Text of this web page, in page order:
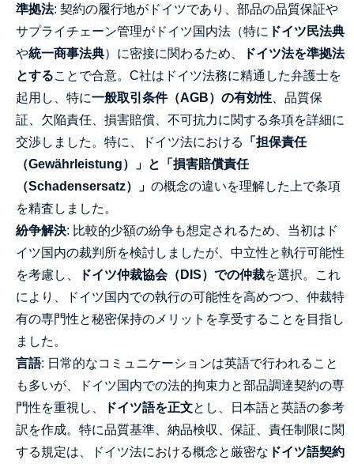
準拠法: 契約の履行地がドイツであり、部品の品質保証や
サプライチェーン管理がドイツ国内法（特に ドイツ民法典
や統一商事法典）に密接に関わるため、
ドイツ法を準拠法
とすることで合意。C社はドイツ法務に精通した弁護士を
起用し、特に一般取引条件（AGB）の有効性 、品質保
証、欠陥責任、損害賠償、不可抗力に関する条項を詳細に
交渉しました。特に、ドイツ法における
「担保責任
（Gewährleistung）」と「損害賠償責任
（Schadensersatz）」 の概念の違いを理解した上で条項
を精査しました。
紛争解決: 比較的少額の紛争も想定されるため、当初はド
イツ国内の裁判所を検討しましたが、中立性と執行可能性
を考慮し、
ドイツ仲裁協会（DIS）での仲裁を選択。これ
により、ドイツ国内での執行の可能性を高めつつ、仲裁特
有の専門性と秘密保持のメリットを享受することを目指し
ました。
言語: 日常的なコミュニケーションは英語で行われること
も多いが、ドイツ国内での法的拘束力と部品調達契約の専
門性を重視し、
ドイツ語を正文とし、日本語と英語の参考
訳を作成。特に品質基準、納品検収、保証、責任制限に関
する規定は、ドイツ法における概念と厳密な ドイツ語契約